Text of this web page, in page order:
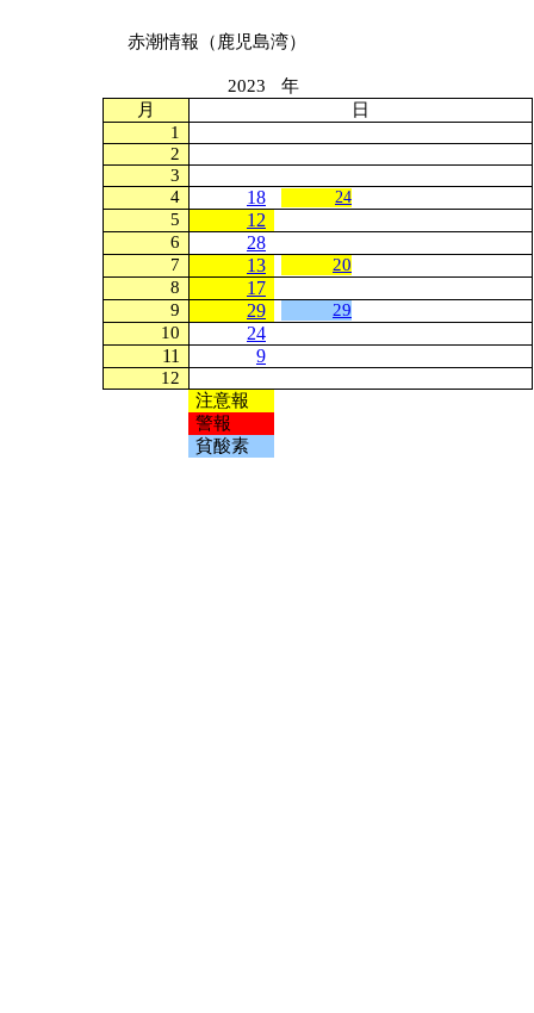
赤潮情報（鹿児島湾）
2023
年
月
日
1
2
3
4
18 24
5 12
6 28
7 13
20
8
17
9 29
29
10
24
11
9
12
注意報
警報
貧酸素